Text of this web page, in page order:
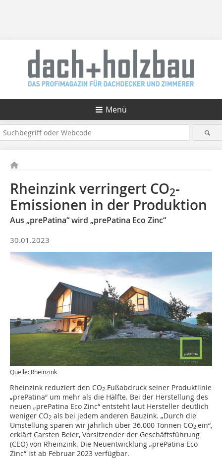
Menü
Rheinzink verringert CO2-
Emissionen in der Produktion
Aus „prePatina“ wird „prePatina Eco Zinc“
30.01.2023
Quelle: Rheinzink
Rheinzink reduziert den CO2-Fußabdruck seiner Produktlinie
„prePatina“ um mehr als die Hälfte. Bei der Herstellung des
neuen „prePatina Eco Zinc“ entsteht laut Hersteller deutlich
weniger CO2 als bei jedem anderen Bauzink. „Durch die
Umstellung sparen wir jährlich über 36.000 Tonnen CO2 ein“,
erklärt Carsten Beier, Vorsitzender der Geschäftsführung
(CEO) von Rheinzink. Die Neuentwicklung „prePatina Eco
Zinc“ ist ab Februar 2023 verfügbar.